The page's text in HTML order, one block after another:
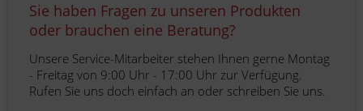
Sie haben Fragen zu unseren Produkten
oder brauchen eine Beratung?
Unsere Service-Mitarbeiter stehen Ihnen gerne Montag
- Freitag von 9:00 Uhr - 17:00 Uhr zur Verfügung.
Rufen Sie uns doch einfach an oder schreiben Sie uns.